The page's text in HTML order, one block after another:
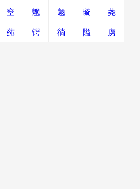
窒 魍 魉 璇 荛
莼 锷 徜 隘 虏